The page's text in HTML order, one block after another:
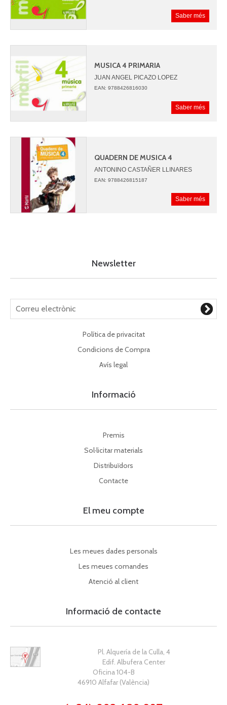
Saber més
MUSICA 4 PRIMARIA
JUAN ANGEL PICAZO LOPEZ
EAN: 9788426816030
Saber més
QUADERN DE MUSICA 4
ANTONINO CASTAÑER LLINARES
MERCEDES FEMENIA SIMO
EAN: 9788426815187
Saber més
Newsletter
Política de privacitat
Condicions de Compra
Avís legal
Informació
Premis
Sol·licitar materials
Distribuïdors
Contacte
El meu compte
Les meues dades personals
Les meues comandes
Atenció al client
Informació de contacte
Pl. Alquería de la Culla, 4
Edif. Albufera Center
Oficina 104-B
46910 Alfafar (València)